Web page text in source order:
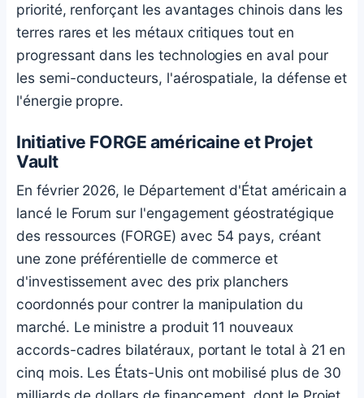
priorité, renforçant les avantages chinois dans les
terres rares et les métaux critiques tout en
progressant dans les technologies en aval pour
les semi-conducteurs, l'aérospatiale, la défense et
l'énergie propre.
Initiative FORGE américaine et Projet
Vault
En février 2026, le Département d'État américain a
lancé le Forum sur l'engagement géostratégique
des ressources (FORGE) avec 54 pays, créant
une zone préférentielle de commerce et
d'investissement avec des prix planchers
coordonnés pour contrer la manipulation du
marché. Le ministre a produit 11 nouveaux
accords-cadres bilatéraux, portant le total à 21 en
cinq mois. Les États-Unis ont mobilisé plus de 30